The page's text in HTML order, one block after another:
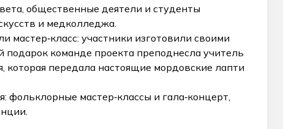
общественные деятели и студенты
и медколледжа.
участники изготовили своими
подарок команде проекта преподнесла учитель
передала настоящие мордовские лапти
мастер‑классы и гала‑концерт,